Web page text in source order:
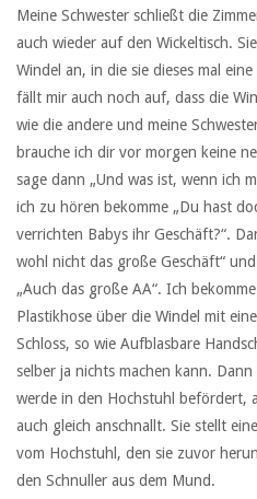
Meine Schwester schließt die
auch wieder auf den Wickeltisch.
Windel an, in die sie dieses mal
fällt mir auch noch auf, dass die
wie die andere und meine
brauche ich dir vor morgen keine
sage dann „Und was ist, wenn ich
ich zu hören bekomme „Du hast
verrichten Babys ihr Geschäft?“.
wohl nicht das große Geschäft“
„Auch das große AA“. Ich
Plastikhose über die Windel mit
Schloss, so wie Aufblasbare
selber ja nichts machen kann.
werde in den Hochstuhl befördert,
auch gleich anschnallt. Sie stellt
vom Hochstuhl, den sie zuvor
den Schnuller aus dem Mund.